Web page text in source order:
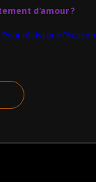
d’amour ?